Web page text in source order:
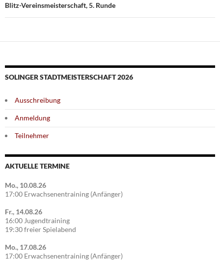
Blitz-Vereinsmeisterschaft, 5. Runde
SOLINGER STADTMEISTERSCHAFT 2026
Ausschreibung
Anmeldung
Teilnehmer
AKTUELLE TERMINE
Mo., 10.08.26
17:00 Erwachsenentraining (Anfänger)
Fr., 14.08.26
16:00 Jugendtraining
19:30 freier Spielabend
Mo., 17.08.26
17:00 Erwachsenentraining (Anfänger)